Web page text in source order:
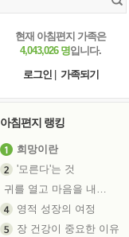
현재 아침편지 가족은
4,043,026 명입니다.
로그인
가족되기
아침편지 랭킹
희망이란
'모른다'는 것
귀를 열고 마음을 내어주고
영적 성장의 여정
장 건강이 중요한 이유